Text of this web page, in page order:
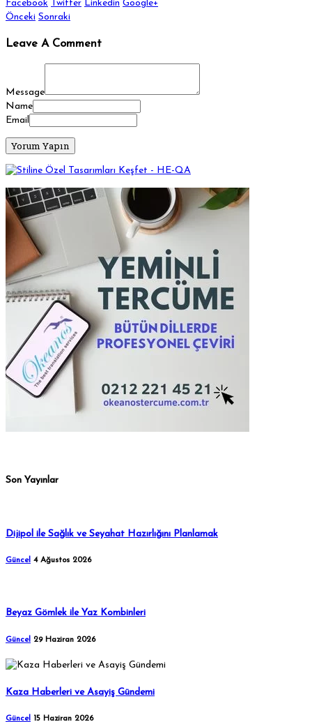
Facebook Twitter Linkedin Google+
Önceki Sonraki
Leave A Comment
Message
Name
Email
Son Yayınlar
Dijipol ile Sağlık ve Seyahat Hazırlığını Planlamak
Güncel 4 Ağustos 2026
Beyaz Gömlek ile Yaz Kombinleri
Güncel 29 Haziran 2026
Kaza Haberleri ve Asayiş Gündemi
Güncel 15 Haziran 2026